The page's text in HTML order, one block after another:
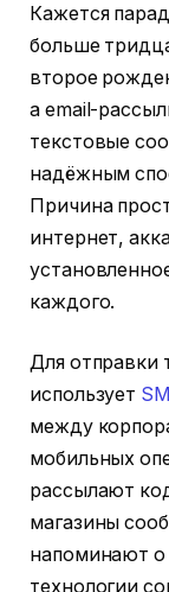
Кажется
больше
второе
а email-
текстовые
надёжным
Причина
интернет,
каждого.
Для отправки
использует
между
мобильных
рассылают
магазины
напоминают о
технологии